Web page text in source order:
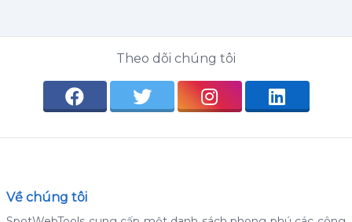
Theo dõi chúng tôi
Về chúng tôi